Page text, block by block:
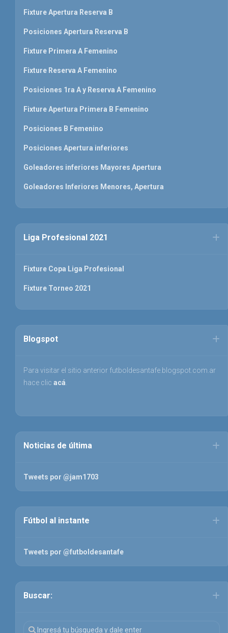
Fixture Apertura Reserva B
Posiciones Apertura Reserva B
Fixture Primera A Femenino
Fixture Reserva A Femenino
Posiciones 1ra A y Reserva A Femenino
Fixture Apertura Primera B Femenino
Posiciones B Femenino
Posiciones Apertura inferiores
Goleadores inferiores Mayores Apertura
Goleadores Inferiores Menores, Apertura
Liga Profesional 2021
Fixture Copa Liga Profesional
Fixture Torneo 2021
Blogspot
Para visitar el sitio anterior futboldesantafe.blogspot.com.ar
hace clic acá
Noticias de última
Tweets por @jam1703
Fútbol al instante
Tweets por @futboldesantafe
Buscar: